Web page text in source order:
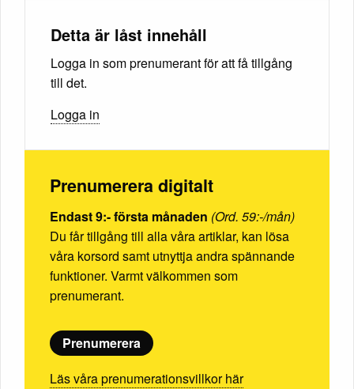
Detta är låst innehåll
Logga in som prenumerant för att få tillgång
till det.
Logga in
Prenumerera digitalt
Endast 9:- första månaden (Ord. 59:-/mån)
Du får tillgång till alla våra artiklar, kan lösa
våra korsord samt utnyttja andra spännande
funktioner. Varmt välkommen som
prenumerant.
Prenumerera
Läs våra prenumerationsvillkor här